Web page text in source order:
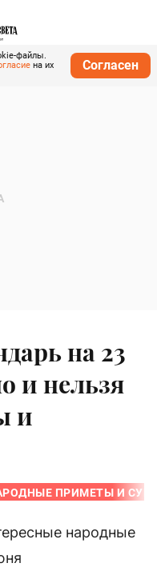
файлы.
на их
Согласен
на 23
и нельзя
и
ПРИМЕТЫ И
народные